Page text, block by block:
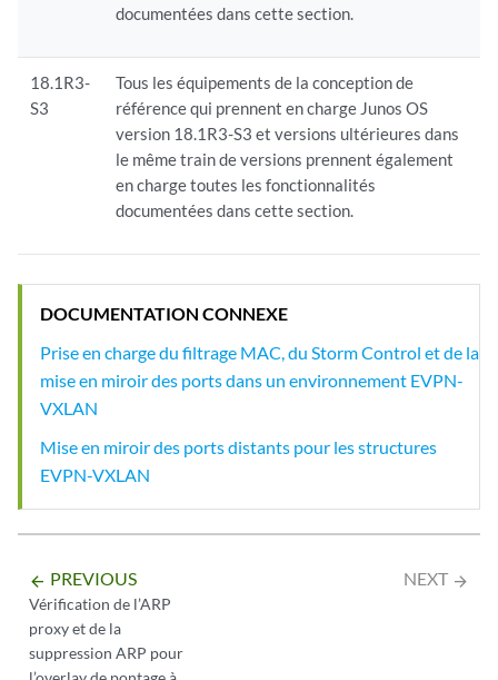
documentées dans cette section.
18.1R3-
S3
Tous les équipements de la conception de
référence qui prennent en charge Junos OS
version 18.1R3-S3 et versions ultérieures dans
le même train de versions prennent également
en charge toutes les fonctionnalités
documentées dans cette section.
DOCUMENTATION CONNEXE
Prise en charge du filtrage MAC, du Storm Control et de la
mise en miroir des ports dans un environnement EVPN-
VXLAN
Mise en miroir des ports distants pour les structures
EVPN-VXLAN
arrow_backward PREVIOUS
Vérification de l’ARP
proxy et de la
suppression ARP pour
NEXT arrow_forward